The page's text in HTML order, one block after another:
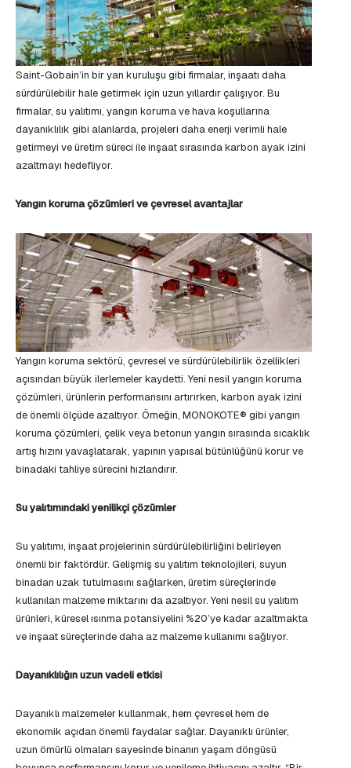
Saint-Gobain’in bir yan kuruluşu gibi firmalar, inşaatı daha
sürdürülebilir hale getirmek için uzun yıllardır çalışıyor. Bu
firmalar, su yalıtımı, yangın koruma ve hava koşullarına
dayanıklılık gibi alanlarda, projeleri daha enerji verimli hale
getirmeyi ve üretim süreci ile inşaat sırasında karbon ayak izini
azaltmayı hedefliyor.
Yangın koruma çözümleri ve çevresel avantajlar
Yangın koruma sektörü, çevresel ve sürdürülebilirlik özellikleri
açısından büyük ilerlemeler kaydetti. Yeni nesil yangın koruma
çözümleri, ürünlerin performansını artırırken, karbon ayak izini
de önemli ölçüde azaltıyor. Örneğin, MONOKOTE® gibi yangın
koruma çözümleri, çelik veya betonun yangın sırasında sıcaklık
artış hızını yavaşlatarak, yapının yapısal bütünlüğünü korur ve
binadaki tahliye sürecini hızlandırır.
Su yalıtımındaki yenilikçi çözümler
Su yalıtımı, inşaat projelerinin sürdürülebilirliğini belirleyen
önemli bir faktördür. Gelişmiş su yalıtım teknolojileri, suyun
binadan uzak tutulmasını sağlarken, üretim süreçlerinde
kullanılan malzeme miktarını da azaltıyor. Yeni nesil su yalıtım
ürünleri, küresel ısınma potansiyelini %20’ye kadar azaltmakta
ve inşaat süreçlerinde daha az malzeme kullanımı sağlıyor.
Dayanıklılığın uzun vadeli etkisi
Dayanıklı malzemeler kullanmak, hem çevresel hem de
ekonomik açıdan önemli faydalar sağlar. Dayanıklı ürünler,
uzun ömürlü olmaları sayesinde binanın yaşam döngüsü